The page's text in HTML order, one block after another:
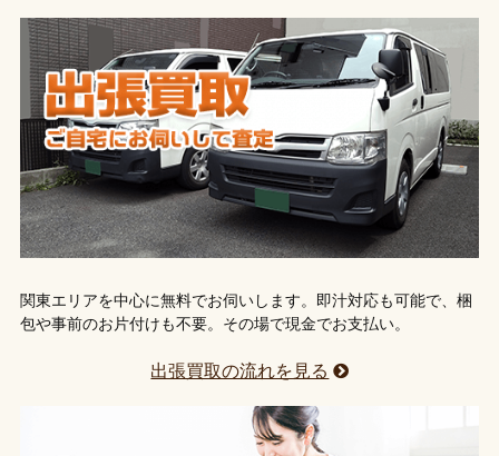
関東エリアを中心に無料でお伺いします。即汁対応も可能で、梱
包や事前のお片付けも不要。その場で現金でお支払い。
出張買取の流れを見る